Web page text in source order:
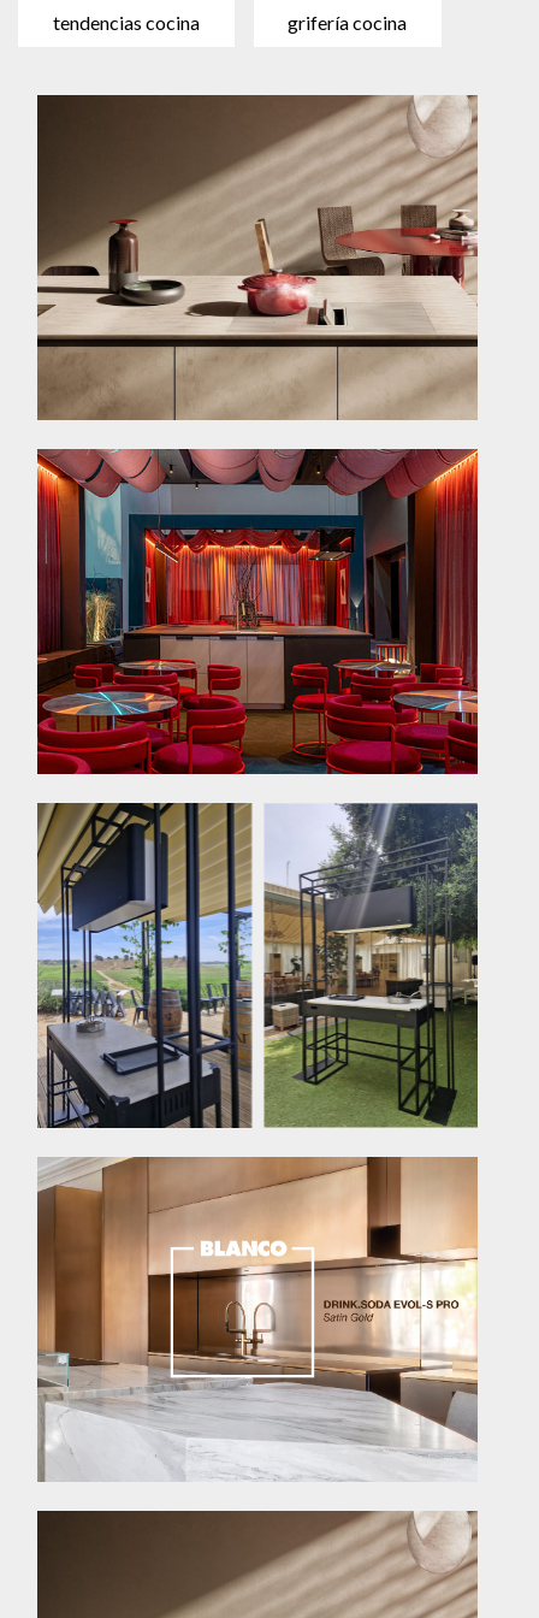
tendencias cocina grifería cocina